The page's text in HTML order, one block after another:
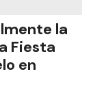
la
Fiesta
en